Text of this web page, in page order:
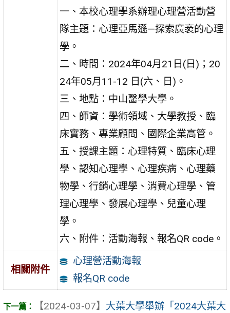
一、本校心理學系辦理心理營活動營
隊主題：心理亞馬遜—探索廣袤的心理
學。
二、時間：2024年04月21日(日)；20
24年05月11-12 日(六、日)。
三、地點：中山醫學大學。
四、師資：學術領域、大學教授、臨
床實務、專業顧問、國際企業高管。
五、授課主題：心理特質、臨床心理
學、認知心理學、心理疾病、心理藥
物學、行銷心理學、消費心理學、管
理心理學、發展心理學、兒童心理
學。
六、附件：活動海報、報名QR code。
相關附件
心理營活動海報
報名QR code
【2024-03-07】 大葉大學舉辦「2024大葉大